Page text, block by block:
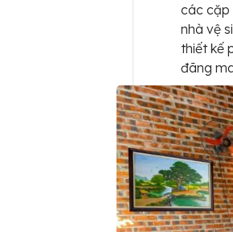
các cặp
nhà vệ
thiết kế
đãng